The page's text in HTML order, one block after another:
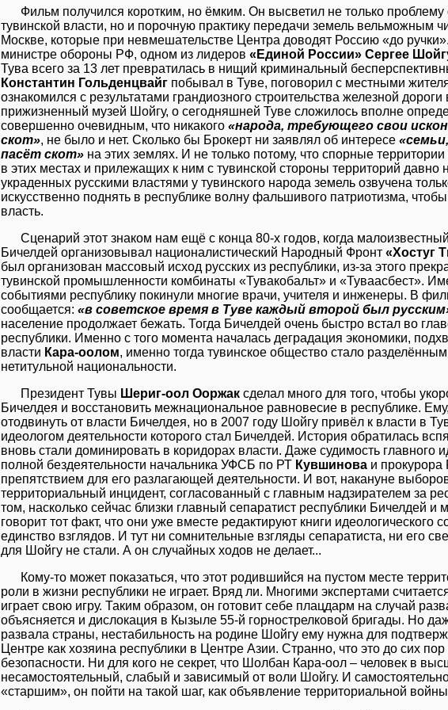
Фильм получился коротким, но ёмким. Он высветил не только проблему
тувинской власти, но и порочную практику передачи земель вельможным
Москве, которые при невмешательстве Центра доводят Россию «до
министре обороны РФ, одном из лидеров «Единой России» Сергее
Тува всего за 13 лет превратилась в нищий криминальный
Константин Гольденцвайг побывал в Туве, поговорил с местными
ознакомился с результатами грандиозного строительства железной дороги
прижизненный музей Шойгу, о сегодняшней Туве сложилось вполне
совершенно очевидным, что никакого «народа, требующего свои
скот», не было и нет. Сколько бы Брокерт ни заявлял об интересе
пасёт скот» на этих землях. И не только потому, что спорные
в этих местах и прилежащих к ним с тувинской стороны территорий давно
украденных русскими властями у тувинского народа земель озвучена
искусственно поднять в республике волну фальшивого патриотизма,
власть.
Сценарий этот знаком нам ещё с конца 80-х годов, когда
Бичелдей организовывал националистический Народный Фронт «Хостуг
был организован массовый исход русских из республики, из-за этого
тувинской промышленности комбинаты «Тувакобальт» и «Туваасбест».
событиями республику покинули многие врачи, учителя и инженеры. В
сообщается: «в советское время в Туве каждый второй был
население продолжает бежать. Тогда Бичелдей очень быстро встал во
республики. Именно с того момента началась деградация экономики,
власти Кара-оолом, именно тогда тувинское общество стало
нетитульной национальности.
Президент Тувы Шериг-оол Ооржак сделал много для того, чтобы
Бичелдея и восстановить межнациональное равновесие в республике.
отодвинуть от власти Бичелдея, но в 2007 году Шойгу привёл к власти в
идеологом деятельности которого стал Бичелдей. История обратилась
вновь стали доминировать в коридорах власти. Даже судимость главного
полной бездеятельности начальника УФСБ по РТ Кувшинова и прокурора
препятствием для его разлагающей деятельности. И вот, накануне
территориальный инцидент, согласованный с главным надзирателем за
том, насколько сейчас близки главный сепаратист республики Бичелдей и
говорит тот факт, что они уже вместе редактируют книги идеологического
единство взглядов. И тут ни сомнительные взгляды сепаратиста, ни его
для Шойгу не стали. А он случайных ходов не делает...
Кому-то может показаться, что этот родившийся на пустом месте
роли в жизни республики не играет. Вряд ли. Многими экспертами
играет свою игру. Таким образом, он готовит себе плацдарм на случай
объясняется и дислокация в Кызыле 55-й горнострелковой бригады. Но
развала страны, нестабильность на родине Шойгу ему нужна для
Центре как хозяина республики в Центре Азии. Странно, что это до сих
безопасности. Ни для кого не секрет, что Шолбан Кара-оол – человек в
несамостоятельный, слабый и зависимый от воли Шойгу. И
«старшим», он пойти на такой шаг, как объявление территориальной